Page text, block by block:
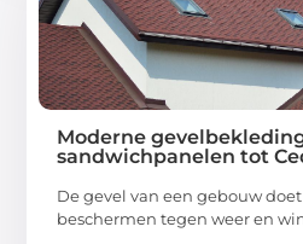
Moderne
sandwichpanelen tot
De gevel van een gebouw
beschermen tegen weer en